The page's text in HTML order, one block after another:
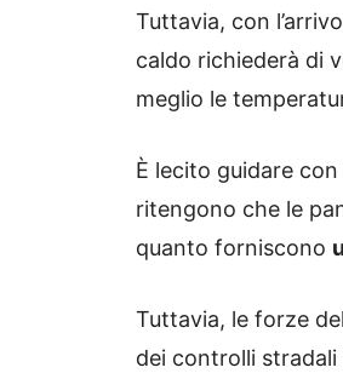
Tuttavia, con
caldo richiederà di
meglio le
È lecito guidare con
ritengono che le
quanto forniscono
Tuttavia, le forze
dei controlli